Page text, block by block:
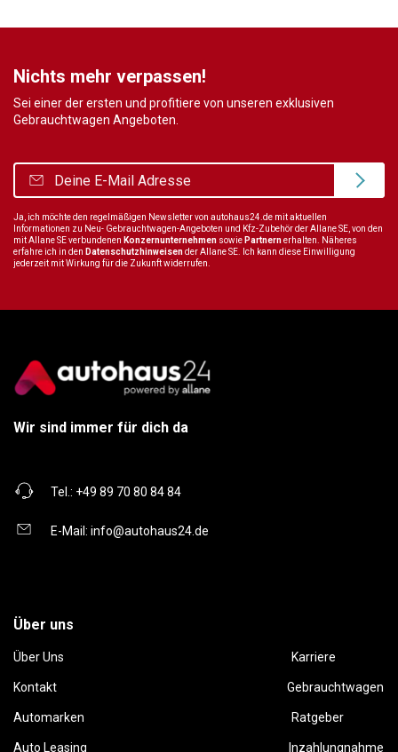
Nichts mehr verpassen!
Sei einer der ersten und profitiere von unseren exklusiven
Gebrauchtwagen Angeboten.
Ja, ich möchte den regelmäßigen Newsletter von autohaus24.de mit aktuellen
Informationen zu Neu- Gebrauchtwagen-Angeboten und Kfz-Zubehör der Allane SE, von den
mit Allane SE verbundenen Konzernunternehmen sowie Partnernerhalten. Näheres
erfahre ich in den Datenschutzhinweisender Allane SE. Ich kann diese Einwilligung
jederzeit mit Wirkung für die Zukunft widerrufen.
Wir sind immer für dich da
Tel.: +49 89 70 80 84 84
E-Mail: info@autohaus24.de
Über uns
Über Uns Karriere
Kontakt Gebrauchtwagen
Automarken Ratgeber
Auto Leasing Inzahlungnahme